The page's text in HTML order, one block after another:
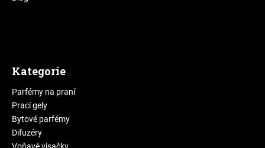
Kategorie
Parfémy na praní
Prací gely
Bytové parfémy
Difuzéry